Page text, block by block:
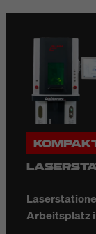
Arbeitsplatz